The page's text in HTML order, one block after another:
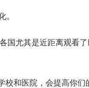
国尤其是近距离观看
校和医院，会提高你